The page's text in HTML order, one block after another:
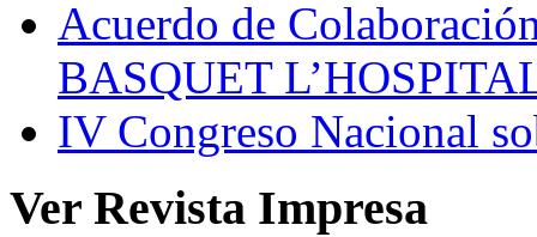
Acuerdo de
BASQUET
IV Congreso Nacional
Ver Revista Impresa